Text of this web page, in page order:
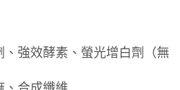
強效酵素、螢光增白劑（無